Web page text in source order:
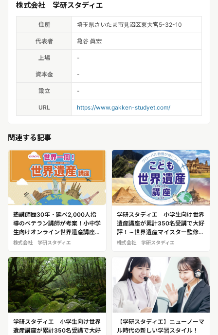
株式会社 学研スタディエ
住所 埼玉県さいたま市見沼区東大宮5-32-10
代表者 亀谷 眞宏
上場 -
資本金 -
設立 -
URL https://www.gakken-studyet.com/
関連する記事
塾講師歴30年・延べ2,000人指
導のベテラン講師が考案！小中学
生向けオンライン世界遺産講座
学研スタディエ 進学塾サインワ
株式会社 学研スタディエ
学研スタディエ 小学生向け世界
遺産講座が累計350名受講で大好
評！～世界遺産マイスター監修、
非認知能力を育む独自の学び～
株式会社 学研スタディエ
学研スタディエ 小学生向け世界
遺産講座が累計350名受講で大好
【学研スタディエ】ニューノーマ
ル時代の新しい学習スタイル！